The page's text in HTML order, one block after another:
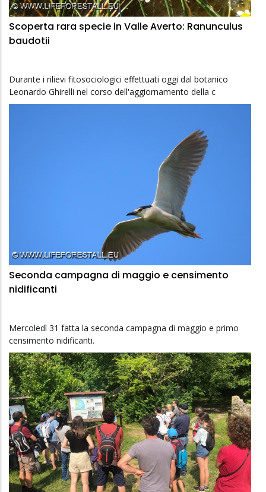
Scoperta rara specie in Valle Averto: Ranunculus
baudotii
Durante i rilievi fitosociologici effettuati oggi dal botanico
Leonardo Ghirelli nel corso dell'aggiornamento della c
Seconda campagna di maggio e censimento
nidificanti
Mercoledì 31 fatta la seconda campagna di maggio e primo
censimento nidificanti.